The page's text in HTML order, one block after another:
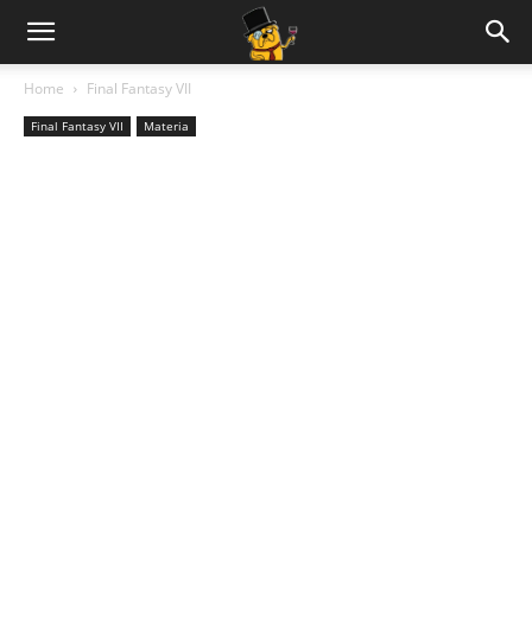
Home Final Fantasy VII
Final Fantasy VII Materia